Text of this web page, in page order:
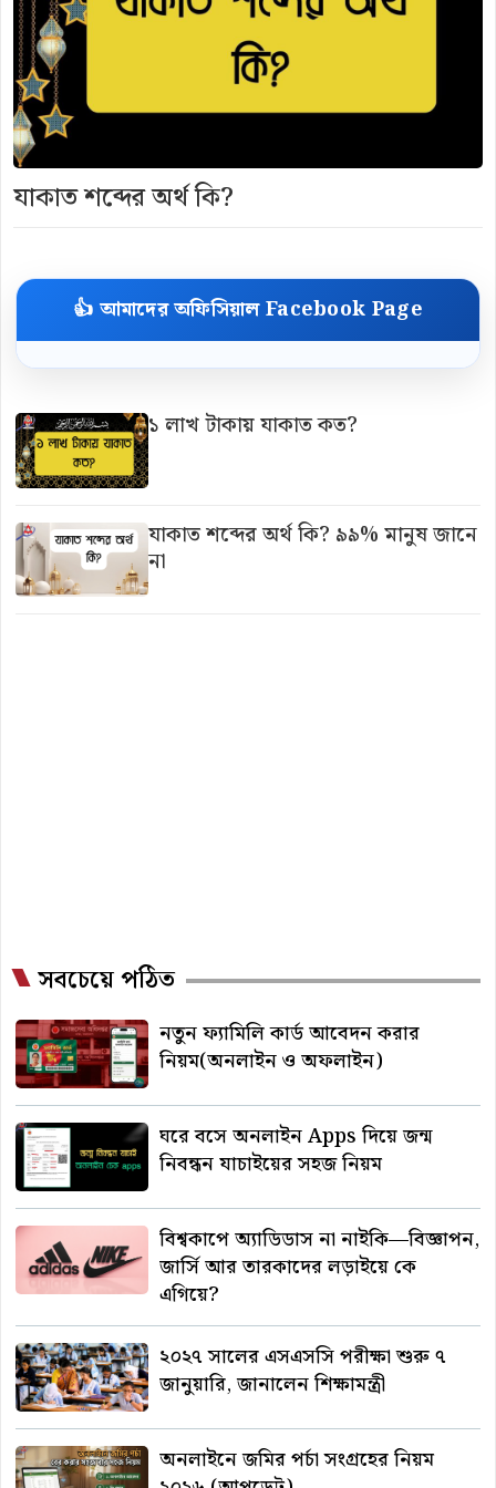
যাকাত শব্দের অর্থ কি?
👍 আমাদের অফিসিয়াল Facebook Page
১ লাখ টাকায় যাকাত কত?
যাকাত শব্দের অর্থ কি? ৯৯% মানুষ জানে
না
সবচেয়ে পঠিত
নতুন ফ্যামিলি কার্ড আবেদন করার
নিয়ম(অনলাইন ও অফলাইন)
ঘরে বসে অনলাইন Apps দিয়ে জন্ম
নিবন্ধন যাচাইয়ের সহজ নিয়ম
বিশ্বকাপে অ্যাডিডাস না নাইকি—বিজ্ঞাপন,
জার্সি আর তারকাদের লড়াইয়ে কে
এগিয়ে?
২০২৭ সালের এসএসসি পরীক্ষা শুরু ৭
জানুয়ারি, জানালেন শিক্ষামন্ত্রী
অনলাইনে জমির পর্চা সংগ্রহের নিয়ম